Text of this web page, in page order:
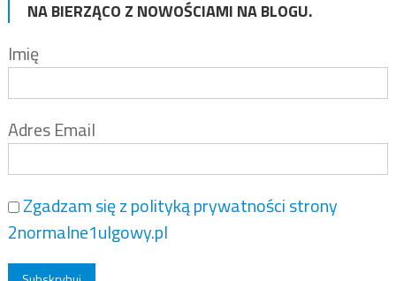
NA BIERZĄCO Z NOWOŚCIAMI NA BLOGU.
Imię
Adres Email
Zgadzam się z polityką prywatności strony
2normalne1ulgowy.pl